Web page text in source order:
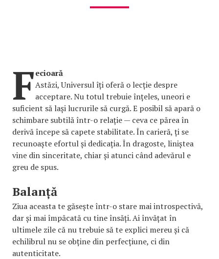
Fecioară
Astăzi, Universul îți oferă o lecție despre
acceptare. Nu totul trebuie înțeles, uneori e
suficient să lași lucrurile să curgă. E posibil să apară o
schimbare subtilă într-o relație — ceva ce părea în
derivă începe să capete stabilitate. În carieră, ți se
recunoaște efortul și dedicația. În dragoste, liniștea
vine din sinceritate, chiar și atunci când adevărul e
greu de spus.
Balanță
Ziua aceasta te găsește într-o stare mai introspectivă,
dar și mai împăcată cu tine însăți. Ai învățat în
ultimele zile că nu trebuie să te explici mereu și că
echilibrul nu se obține din perfecțiune, ci din
autenticitate.